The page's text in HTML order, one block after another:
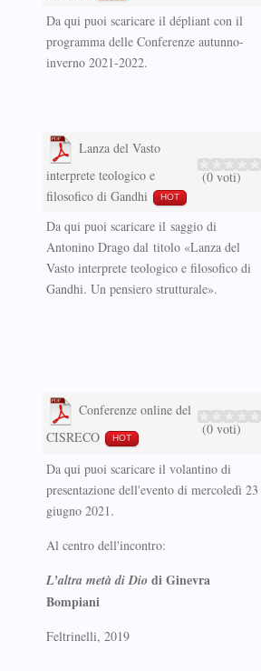
Da qui puoi scaricare il dépliant con il
programma delle Conferenze autunno-
inverno 2021-2022.
Lanza del Vasto
interprete teologico e
filosofico di Gandhi
HOT
(0 voti)
Da qui puoi scaricare il saggio di
Antonino Drago dal titolo «Lanza del
Vasto interprete teologico e filosofico di
Gandhi. Un pensiero strutturale».
Conferenze online del
CISRECO
HOT
(0 voti)
Da qui puoi scaricare il volantino di
presentazione dell'evento di mercoledì 23
giugno 2021.
Al centro dell'incontro:
L’altra metà di Dio di Ginevra
Bompiani
Feltrinelli, 2019